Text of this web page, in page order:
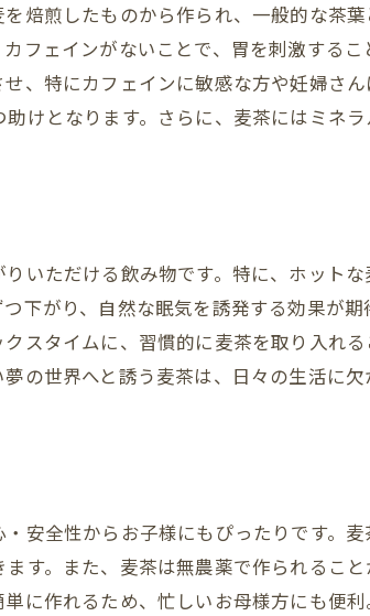
引き出す方法
れ方
み方
る工夫
煎したものから作られ、一般的な茶葉
フェインがないことで、胃を刺激する
、特にカフェインに敏感な方や妊婦さ
けとなります。さらに、麦茶にはミネ
いただける飲み物です。特に、ホット
下がり、自然な眠気を誘発する効果が
スタイムに、習慣的に麦茶を取り入れ
の世界へと誘う麦茶は、日々の生活に
安全性からお子様にもぴったりです。
す。また、麦茶は無農薬で作られるこ
に作れるため、忙しいお母様方にも便